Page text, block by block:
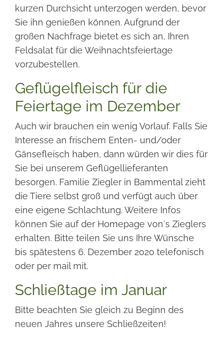
kurzen Durchsicht unterzogen werden, bevor
Sie ihn genießen können. Aufgrund der
großen Nachfrage bietet es sich an, Ihren
Feldsalat für die Weihnachtsfeiertage
vorzubestellen.
Geflügelfleisch für die
Feiertage im Dezember
Auch wir brauchen ein wenig Vorlauf. Falls Sie
Interesse an frischem Enten- und/oder
Gänsefleisch haben, dann würden wir dies für
Sie bei unserem Geflügellieferanten
besorgen. Familie Ziegler in Bammental zieht
die Tiere selbst groß und verfügt auch über
eine eigene Schlachtung. Weitere Infos
können Sie auf der Homepage von`s Zieglers
erhalten. Bitte teilen Sie uns Ihre Wünsche
bis spätestens 6. Dezember 2020 telefonisch
oder per mail mit.
Schließtage im Januar
Bitte beachten Sie gleich zu Beginn des
neuen Jahres unsere Schließzeiten!